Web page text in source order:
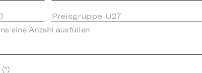
Preisgruppe U27
eine Anzahl ausfüllen